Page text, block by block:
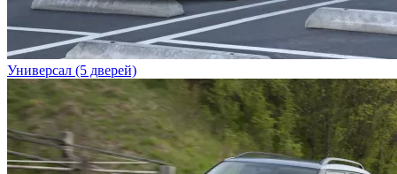
Универсал (5 дверей)